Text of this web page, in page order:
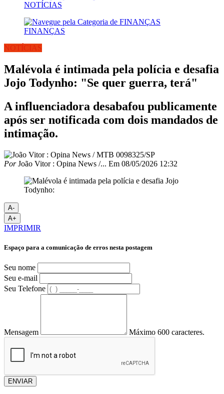
NOTÍCIAS
FINANÇAS
NOTÍCIAS
Malévola é intimada pela polícia e desafia
Jojo Todynho: "Se quer guerra, terá"
A influenciadora desabafou publicamente
após ser notificada com dois mandados de
intimação.
PorJoão Vitor : Opina News /... Em 08/05/2026 12:32
A-
A+
IMPRIMIR
Espaço para a comunicação de erros nesta postagem
Seu nome
Seu e-mail
Seu Telefone
Mensagem Máximo 600 caracteres.
ENVIAR